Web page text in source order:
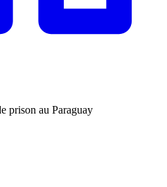
prison au Paraguay